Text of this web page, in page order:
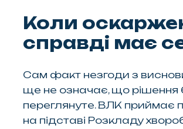
Коли
справді має
Сам факт незгоди з
ще не означає, що рішення
переглянуте. ВЛК приймає
на підставі Розкладу